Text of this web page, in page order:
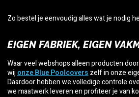
Zo bestel je eenvoudig alles wat je nodig
EIGEN FABRIEK, EIGEN
Waar veel webshops alleen producten
wij onze Blue Poolcovers zelf in onze
Daardoor hebben we volledige controle
we maatwerk leveren en profiteer je van